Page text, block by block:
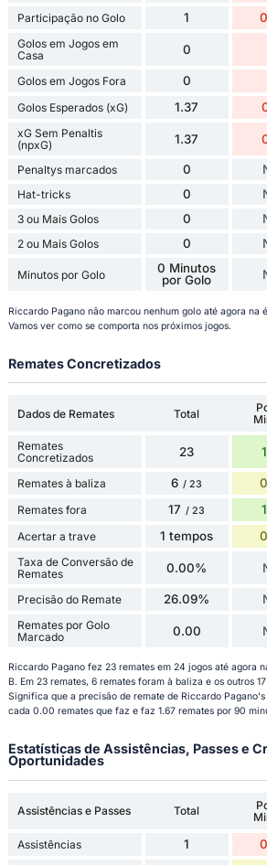
Participação no Golo 1
Golos em Jogos em
Casa
0
Golos em Jogos Fora 0
Golos Esperados (xG) 1.37
xG Sem Penaltis
(npxG)
1.37
Penaltys marcados 0
Hat-tricks 0
3 ou Mais Golos 0
2 ou Mais Golos 0
Minutos por Golo
0 Minutos
por Golo
Riccardo Pagano não marcou nenhum golo até agora na
Vamos ver como se comporta nos próximos jogos.
Remates Concretizados
Dados de Remates Total
Remates
Concretizados
23
Remates à baliza 6 / 23
Remates fora 17 / 23
Acertar a trave 1 tempos
Taxa de Conversão de
Remates
0.00%
Precisão do Remate 26.09%
Remates por Golo
Marcado
0.00
Riccardo Pagano fez 23 remates em 24 jogos até agora
B. Em 23 remates, 6 remates foram à baliza e os outros
Significa que a precisão de remate de Riccardo
cada 0.00 remates que faz e faz 1.67 remates por 90
Estatísticas de Assistências, Passes e
Oportunidades
Assistências e Passes Total
Assistências 1